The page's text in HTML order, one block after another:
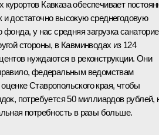
курортов Кавказа обеспечивает
и достаточно высокую среднегодовую
фонда, у нас средняя загрузка
стороны, в Кавминводах из 124
нуждаются в реконструкции. Они
федеральным ведомствам
Ставропольского края, чтобы
потребуется 50 миллиардов рублей,
потребность в разы больше.